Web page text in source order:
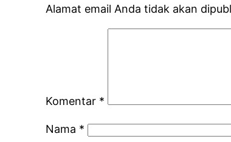
Alamat email Anda tidak akan
Komentar *
Nama *